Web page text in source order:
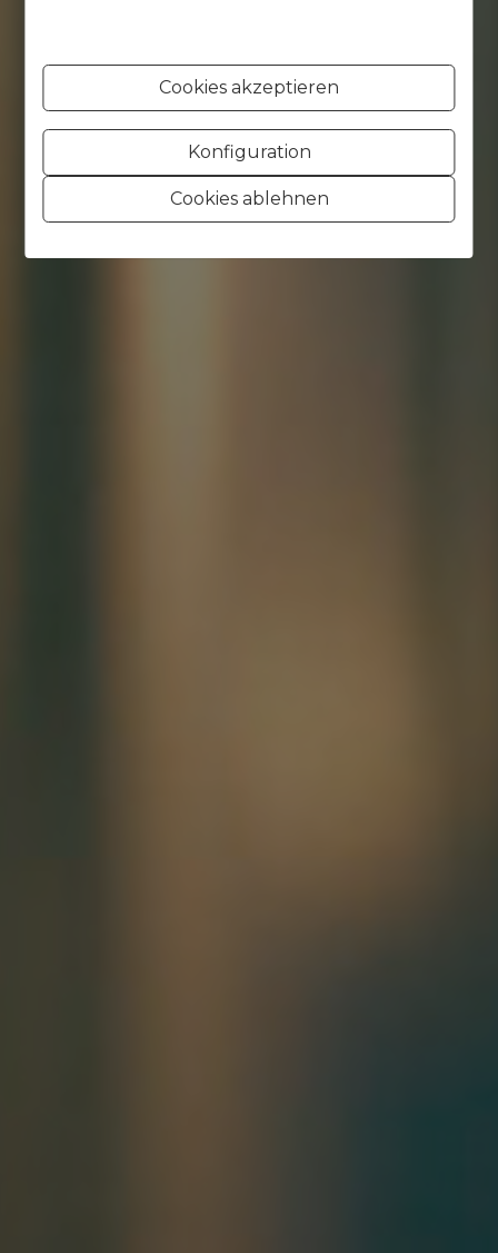
Cookies akzeptieren
Konfiguration
Cookies ablehnen